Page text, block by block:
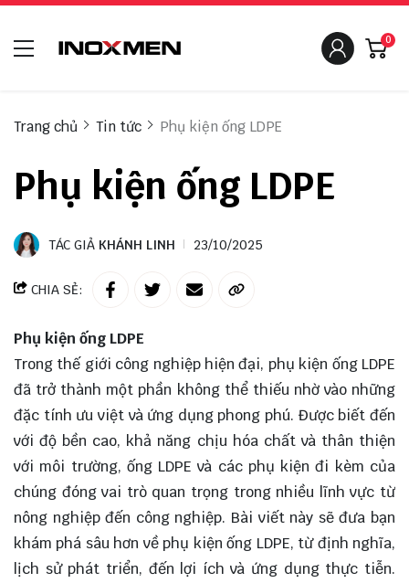
0
Trang chủ Tin tức Phụ kiện ống LDPE
Phụ kiện ống LDPE
TÁC GIẢ KHÁNH LINH 23/10/2025
CHIA SẺ:
Phụ kiện ống LDPE
Trong thế giới công nghiệp hiện đại, phụ kiện ống LDPE
đã trở thành một phần không thể thiếu nhờ vào những
đặc tính ưu việt và ứng dụng phong phú. Được biết đến
với độ bền cao, khả năng chịu hóa chất và thân thiện
với môi trường, ống LDPE và các phụ kiện đi kèm của
chúng đóng vai trò quan trọng trong nhiều lĩnh vực từ
nông nghiệp đến công nghiệp. Bài viết này sẽ đưa bạn
khám phá sâu hơn về phụ kiện ống LDPE, từ định nghĩa,
lịch sử phát triển, đến lợi ích và ứng dụng thực tiễn.